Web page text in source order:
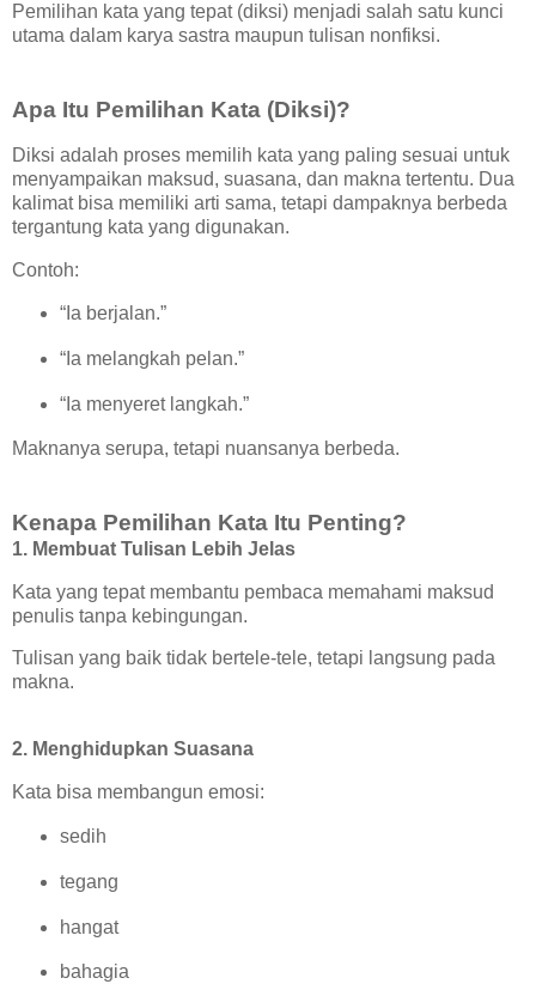
Pemilihan kata yang tepat (diksi) menjadi salah satu kunci
utama dalam karya sastra maupun tulisan nonfiksi.
Apa Itu Pemilihan Kata (Diksi)?
Diksi adalah proses memilih kata yang paling sesuai untuk
menyampaikan maksud, suasana, dan makna tertentu. Dua
kalimat bisa memiliki arti sama, tetapi dampaknya berbeda
tergantung kata yang digunakan.
Contoh:
“Ia berjalan.”
“Ia melangkah pelan.”
“Ia menyeret langkah.”
Maknanya serupa, tetapi nuansanya berbeda.
Kenapa Pemilihan Kata Itu Penting?
1. Membuat Tulisan Lebih Jelas
Kata yang tepat membantu pembaca memahami maksud
penulis tanpa kebingungan.
Tulisan yang baik tidak bertele-tele, tetapi langsung pada
makna.
2. Menghidupkan Suasana
Kata bisa membangun emosi:
sedih
tegang
hangat
bahagia